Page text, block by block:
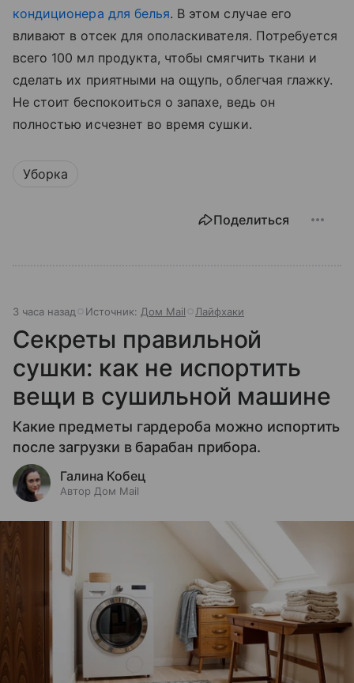
кондиционера для белья. В этом случае его
вливают в отсек для ополаскивателя. Потребуется
всего 100 мл продукта, чтобы смягчить ткани и
сделать их приятными на ощупь, облегчая глажку.
Не стоит беспокоиться о запахе, ведь он
полностью исчезнет во время сушки.
Уборка
Поделиться
3 часа назад Источник: Дом Mail Лайфхаки
Секреты правильной
сушки: как не испортить
вещи в сушильной машине
Какие предметы гардероба можно испортить
после загрузки в барабан прибора.
Галина Кобец
Автор Дом Mail